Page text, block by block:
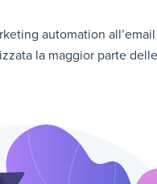
automation
la maggior parte